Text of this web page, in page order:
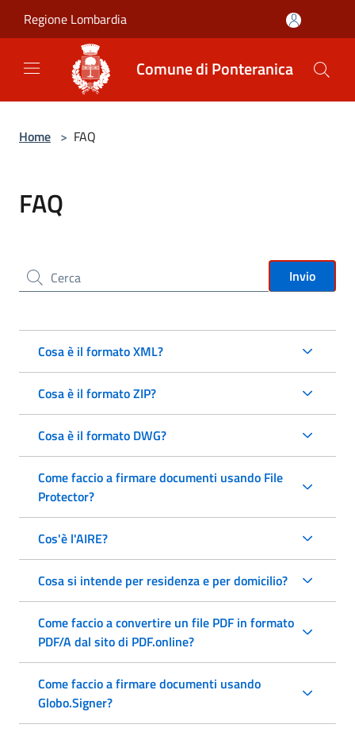
Regione Lombardia
Comune di Ponteranica
Home > FAQ
FAQ
Cerca nel sito Invio
Cosa è il formato XML?
Cosa è il formato ZIP?
Cosa è il formato DWG?
Come faccio a firmare documenti usando File
Protector?
Cos'è l'AIRE?
Cosa si intende per residenza e per domicilio?
Come faccio a convertire un file PDF in formato
PDF/A dal sito di PDF.online?
Come faccio a firmare documenti usando
Globo.Signer?